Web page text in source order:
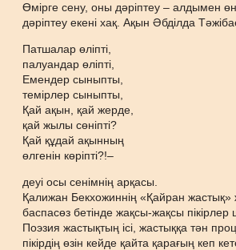
Өмірге сену, оны дәріптеу – алдымен
дәріптеу екені хақ. Ақын Әбділда
Патшалар өліпті,
палуандар өліпті,
Емендер сыныпты,
темірлер сыныпты,
Қай ақын, қай жерде,
қай жылы сөніпті?
Қай құдай ақынның
өлгенін көріпті?!–
деуі осы сенімнің арқасы.
Қалижан Бекхожиннің «Қайран жастық»
баспасөз бетінде жақсы-жақсы пікірлер
Поэзия жастықтың ісі, жастыққа тән
пікірдің өзін кейде қайта қарағың кеп